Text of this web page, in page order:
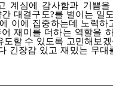
계심에 감사함과 기쁨을
대결구도?를 벌이는 일
이에 집중하는데 노력하
재미를 더하는 역할을
할 수 있도록 고민해보
긴장감 있고 재밌는 무대